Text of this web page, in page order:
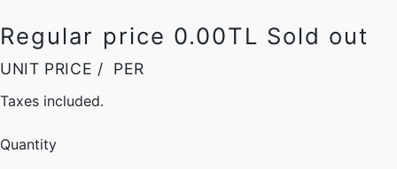
Regular price 0.00TL
UNIT PRICE / PER
Sold out
Taxes included.
Quantity